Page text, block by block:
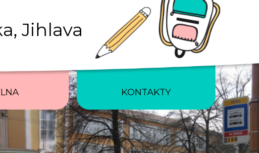
Jihlava
KONTAKTY